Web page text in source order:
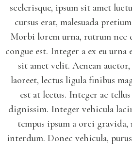
scelerisque, ipsum sit amet
cursus erat, malesuada
Morbi lorem urna, rutrum nec
congue est. Integer a ex eu urna
sit amet velit. Aenean auctor,
laoreet, lectus ligula finibus
est at lectus. Integer ac
dignissim. Integer vehicula
tempus ipsum a orci
interdum. Donec vehicula,